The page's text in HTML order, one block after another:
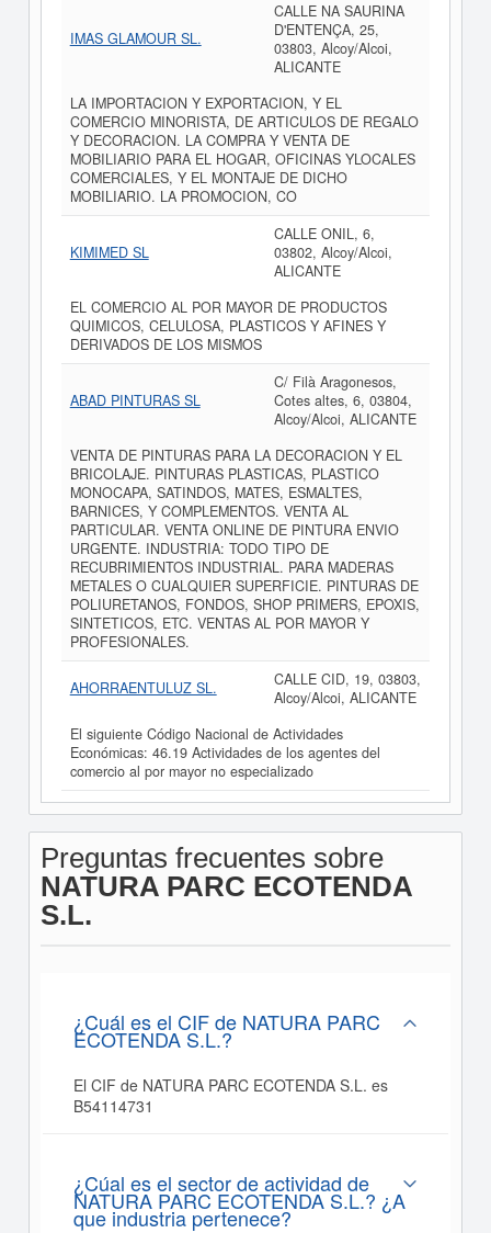
IMAS GLAMOUR SL.
CALLE NA SAURINA
D'ENTENÇA, 25,
03803, Alcoy/Alcoi,
ALICANTE
LA IMPORTACION Y EXPORTACION, Y EL
COMERCIO MINORISTA, DE ARTICULOS DE REGALO
Y DECORACION. LA COMPRA Y VENTA DE
MOBILIARIO PARA EL HOGAR, OFICINAS YLOCALES
COMERCIALES, Y EL MONTAJE DE DICHO
MOBILIARIO. LA PROMOCION, CO
KIMIMED SL
CALLE ONIL, 6,
03802, Alcoy/Alcoi,
ALICANTE
EL COMERCIO AL POR MAYOR DE PRODUCTOS
QUIMICOS, CELULOSA, PLASTICOS Y AFINES Y
DERIVADOS DE LOS MISMOS
ABAD PINTURAS SL
C/ Filà Aragonesos,
Cotes altes, 6, 03804,
Alcoy/Alcoi, ALICANTE
VENTA DE PINTURAS PARA LA DECORACION Y EL
BRICOLAJE. PINTURAS PLASTICAS, PLASTICO
MONOCAPA, SATINDOS, MATES, ESMALTES,
BARNICES, Y COMPLEMENTOS. VENTA AL
PARTICULAR. VENTA ONLINE DE PINTURA ENVIO
URGENTE. INDUSTRIA: TODO TIPO DE
RECUBRIMIENTOS INDUSTRIAL. PARA MADERAS
METALES O CUALQUIER SUPERFICIE. PINTURAS DE
POLIURETANOS, FONDOS, SHOP PRIMERS, EPOXIS,
SINTETICOS, ETC. VENTAS AL POR MAYOR Y
PROFESIONALES.
AHORRAENTULUZ SL.
CALLE CID, 19, 03803,
Alcoy/Alcoi, ALICANTE
El siguiente Código Nacional de Actividades
Económicas: 46.19 Actividades de los agentes del
comercio al por mayor no especializado
Preguntas frecuentes sobre
NATURA PARC ECOTENDA
S.L.
¿Cuál es el CIF de NATURA PARC
ECOTENDA S.L.?
El CIF de NATURA PARC ECOTENDA S.L. es
B54114731
¿Cúal es el sector de actividad de
NATURA PARC ECOTENDA S.L.? ¿A
que industria pertenece?